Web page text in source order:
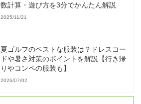
数計算・遊び方を3分でかんたん解説
2025/11/21
夏ゴルフのベストな服装は？ドレスコー
ドや暑さ対策のポイントを解説【行き帰
りやコンペの服装も】
2026/07/02